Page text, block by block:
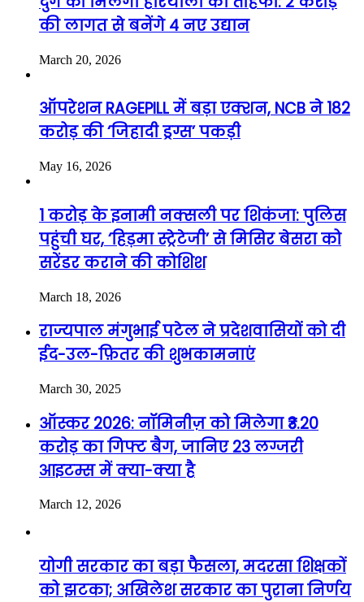
की लागत से बनेंगे 4 नए उद्यान
March 20, 2026
ऑपरेशन RAGEPILL में बड़ा एक्शन, NCB ने 182
करोड़ की ‘जिहादी ड्रग्स’ पकड़ी
May 16, 2026
1 करोड़ के इनामी नक्सली पर शिकंजा: पुलिस
पहुंची घर, ‘हिड़मा स्ट्रेटेजी’ से मिसिर बेसरा को
सरेंडर कराने की कोशिश
March 18, 2026
राज्यपाल मंगुभाई पटेल ने प्रदेशवासियों को दी
ईद-उल-फ़ितर की शुभकामनाएं
March 30, 2025
ऑस्कर 2026: नॉमिनीज़ को मिलेगा ₹3.20
करोड़ का गिफ्ट बैग, जानिए 23 लग्जरी
आइटम्स में क्या-क्या है
March 12, 2026
योगी सरकार का बड़ा फैसला, मदरसा शिक्षकों
को झटका; अखिलेश सरकार का पुराना निर्णय